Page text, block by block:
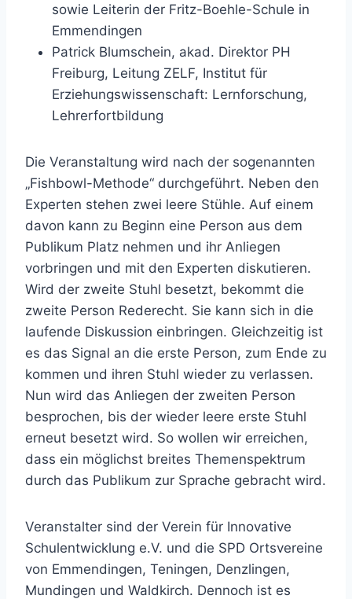
sowie Leiterin der Fritz-Boehle-Schule in
Emmendingen
Patrick Blumschein, akad. Direktor PH
Freiburg, Leitung ZELF, Institut für
Erziehungswissenschaft: Lernforschung,
Lehrerfortbildung
Die Veranstaltung wird nach der sogenannten
„Fishbowl-Methode“ durchgeführt. Neben den
Experten stehen zwei leere Stühle. Auf einem
davon kann zu Beginn eine Person aus dem
Publikum Platz nehmen und ihr Anliegen
vorbringen und mit den Experten diskutieren.
Wird der zweite Stuhl besetzt, bekommt die
zweite Person Rederecht. Sie kann sich in die
laufende Diskussion einbringen. Gleichzeitig ist
es das Signal an die erste Person, zum Ende zu
kommen und ihren Stuhl wieder zu verlassen.
Nun wird das Anliegen der zweiten Person
besprochen, bis der wieder leere erste Stuhl
erneut besetzt wird. So wollen wir erreichen,
dass ein möglichst breites Themenspektrum
durch das Publikum zur Sprache gebracht wird.
Veranstalter sind der Verein für Innovative
Schulentwicklung e.V. und die SPD Ortsvereine
von Emmendingen, Teningen, Denzlingen,
Mundingen und Waldkirch. Dennoch ist es